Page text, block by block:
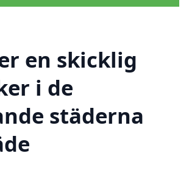
en skicklig
i de
städerna